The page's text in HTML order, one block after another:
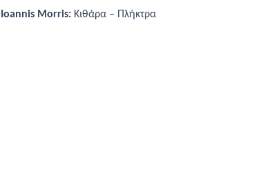
Ioannis Morris: Κιθάρα – Πλήκτρα